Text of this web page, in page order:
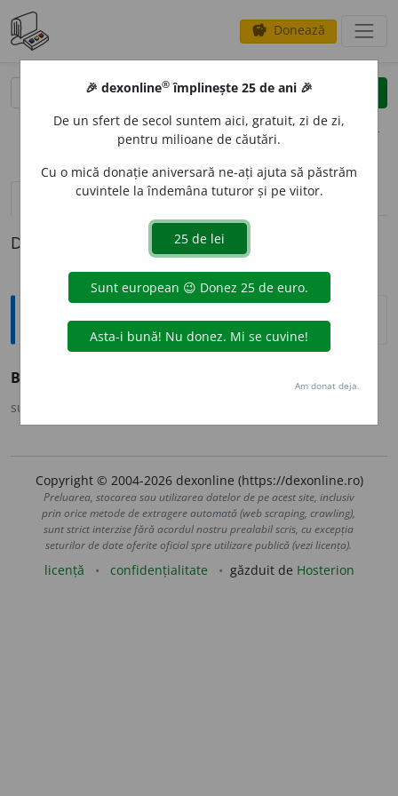
savings Donează
clear
opțiuni
definiții (1)
Definiția cu ID-ul 363946:
Explicative DEX
BOW-WINDOW
sursa:
Copyright © 2004-2026 dexonline (https://dexonline.ro)
Preluarea, stocarea sau utilizarea datelor de pe acest site, inclusiv
prin orice metode de extragere automată (web scraping, crawling),
sunt strict interzise fără acordul nostru prealabil scris, cu excepția
seturilor de date oferite oficial spre utilizare publică (vezi licența).
licență confidențialitate găzduit de Hosterion
🎉 dexonline® împlinește 25 de ani 🎉
De un sfert de secol suntem aici, gratuit, zi de zi,
pentru milioane de căutări.
Cu o mică donație aniversară ne-ați ajuta să păstrăm
cuvintele la îndemâna tuturor și pe viitor.
Am donat deja.